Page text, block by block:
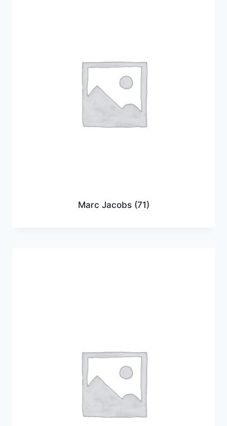
Marc Jacobs (71)